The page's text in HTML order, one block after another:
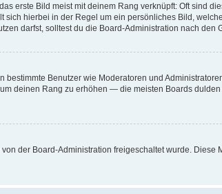
erste Bild meist mit deinem Rang verknüpft: Oft sind
hierbei in der Regel um ein persönliches Bild,
darfst, solltest du die Board-Administration nach den
Benutzer wie Moderatoren und
deinen Rang zu erhöhen — die meisten Boards
der Board-Administration freigeschaltet wurde. Diese